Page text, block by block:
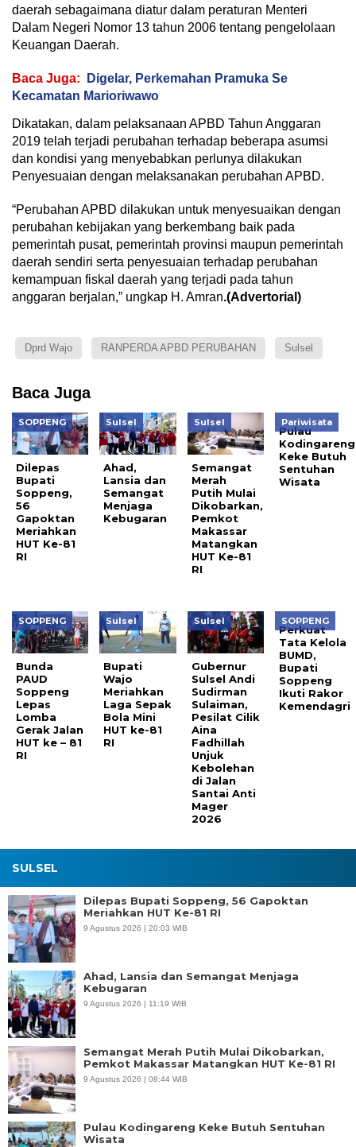
daerah sebagaimana diatur dalam peraturan Menteri
Dalam Negeri Nomor 13 tahun 2006 tentang pengelolaan
Keuangan Daerah.
Baca Juga:
Digelar, Perkemahan Pramuka Se
Kecamatan Marioriwawo
Dikatakan, dalam pelaksanaan APBD Tahun Anggaran
2019 telah terjadi perubahan terhadap beberapa asumsi
dan kondisi yang menyebabkan perlunya dilakukan
Penyesuaian dengan melaksanakan perubahan APBD.
“Perubahan APBD dilakukan untuk menyesuaikan dengan
perubahan kebijakan yang berkembang baik pada
pemerintah pusat, pemerintah provinsi maupun pemerintah
daerah sendiri serta penyesuaian terhadap perubahan
kemampuan fiskal daerah yang terjadi pada tahun
anggaran berjalan,” ungkap H. Amran.(Advertorial)
Dprd Wajo RANPERDA APBD PERUBAHAN Sulsel
Baca Juga
SOPPENG
Dilepas
Bupati
Soppeng,
56
Gapoktan
Meriahkan
HUT Ke-81
RI
Sulsel
Ahad,
Lansia dan
Semangat
Menjaga
Kebugaran
Sulsel
Semangat
Merah
Putih Mulai
Dikobarkan,
Pemkot
Makassar
Matangkan
HUT Ke-81
RI
Pariwisata
Pulau
Kodingareng
Keke Butuh
Sentuhan
Wisata
SOPPENG
Bunda
PAUD
Soppeng
Lepas
Lomba
Gerak Jalan
HUT ke – 81
RI
Sulsel
Bupati
Wajo
Meriahkan
Laga Sepak
Bola Mini
HUT ke-81
RI
Sulsel
Gubernur
Sulsel Andi
Sudirman
Sulaiman,
Pesilat Cilik
Aina
Fadhillah
Unjuk
Kebolehan
di Jalan
Santai Anti
Mager
2026
SOPPENG
Perkuat
Tata Kelola
BUMD,
Bupati
Soppeng
Ikuti Rakor
Kemendagri
SULSEL
Dilepas Bupati Soppeng, 56 Gapoktan
Meriahkan HUT Ke-81 RI
9 Agustus 2026 | 20:03 WIB
Ahad, Lansia dan Semangat Menjaga
Kebugaran
9 Agustus 2026 | 11:19 WIB
Semangat Merah Putih Mulai Dikobarkan,
Pemkot Makassar Matangkan HUT Ke-81 RI
9 Agustus 2026 | 08:44 WIB
Pulau Kodingareng Keke Butuh Sentuhan
Wisata